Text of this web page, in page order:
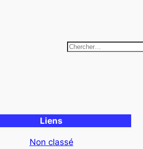
R
r
c
Liens
Non classé